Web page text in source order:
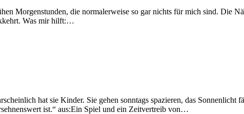
Morgenstunden, die normalerweise so gar nichts für mich sind. Die
Was mir hilft:…
hat sie Kinder. Sie gehen sonntags spazieren, das Sonnenlicht
ist.“ aus:Ein Spiel und ein Zeitvertreib von…